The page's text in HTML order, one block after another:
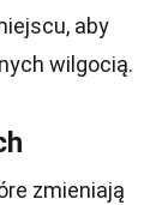
aby
wilgocią.
zmieniają